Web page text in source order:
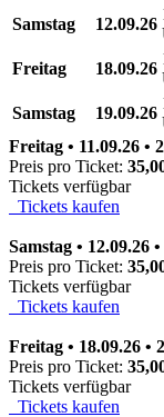
Samstag
12.09.26
Freitag
18.09.26
Samstag
19.09.26
Freitag • 11.09.26 •
Preis pro Ticket:
Tickets verfügbar
Tickets kaufen
Samstag • 12.09.26
Preis pro Ticket:
Tickets verfügbar
Tickets kaufen
Freitag • 18.09.26 •
Preis pro Ticket:
Tickets verfügbar
Tickets kaufen